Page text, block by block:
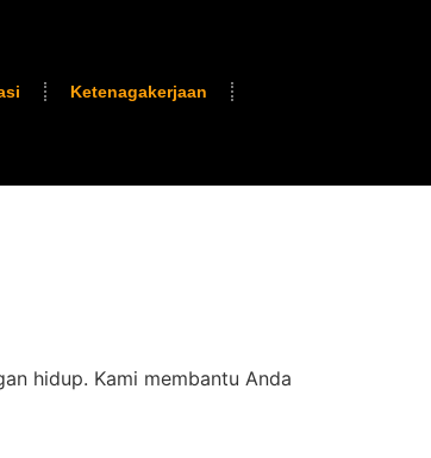
Ketenagakerjaan
hidup. Kami membantu Anda